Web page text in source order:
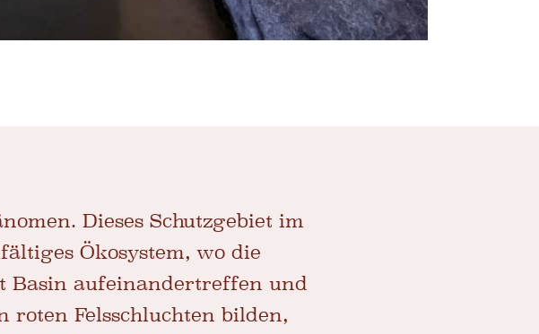
Dieses Schutzgebiet im
Ökosystem, wo die
Basin aufeinandertreffen und
Felsschluchten bilden,